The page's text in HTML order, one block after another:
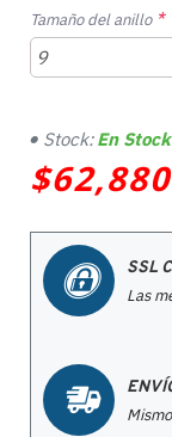
$62,880
Stock: En Stock
Tamaño del anillo
SSL
Las